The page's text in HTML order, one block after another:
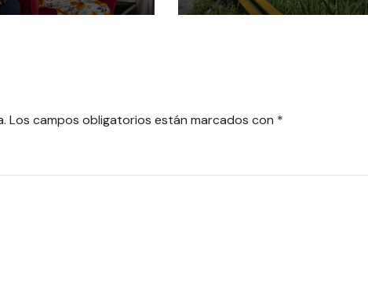
HOMENAJE A
DE VALORACIÓN
Los campos obligatorios están marcados con *